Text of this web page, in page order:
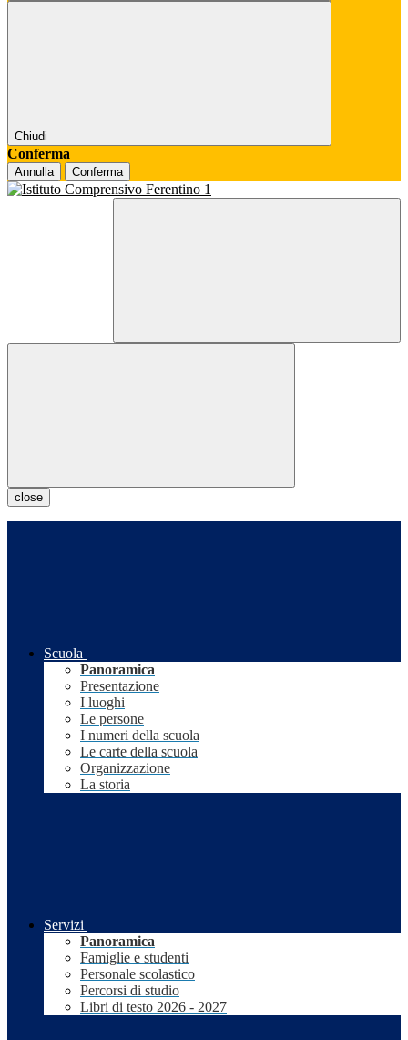
Chiudi
Conferma
Annulla Conferma
close
Scuola
Panoramica
Presentazione
I luoghi
Le persone
I numeri della scuola
Le carte della scuola
Organizzazione
La storia
Servizi
Panoramica
Famiglie e studenti
Personale scolastico
Percorsi di studio
Libri di testo 2026 - 2027